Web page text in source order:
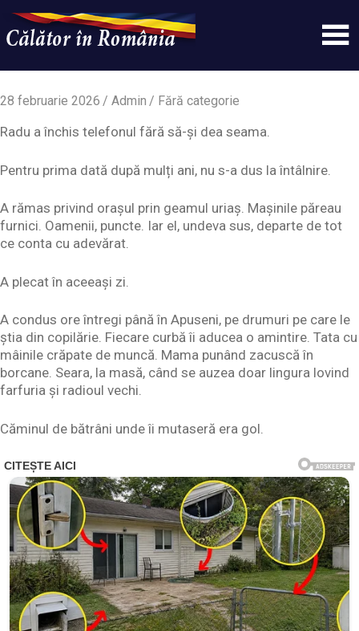
content
Calatorinromania
simplu
WordPress
28 februarie 2026 Admin Fără categorie
Radu a închis telefonul fără să-și dea seama.
Pentru prima dată după mulți ani, nu s-a dus la întâlnire.
A rămas privind orașul prin geamul uriaș. Mașinile păreau
furnici. Oamenii, puncte. Iar el, undeva sus, departe de tot
ce conta cu adevărat.
A plecat în aceeași zi.
A condus ore întregi până în Apuseni, pe drumuri pe care le
știa din copilărie. Fiecare curbă îi aducea o amintire. Tata cu
mâinile crăpate de muncă. Mama punând zacuscă în
borcane. Seara, la masă, când se auzea doar lingura lovind
farfuria și radioul vechi.
Căminul de bătrâni unde îi mutaseră era gol.